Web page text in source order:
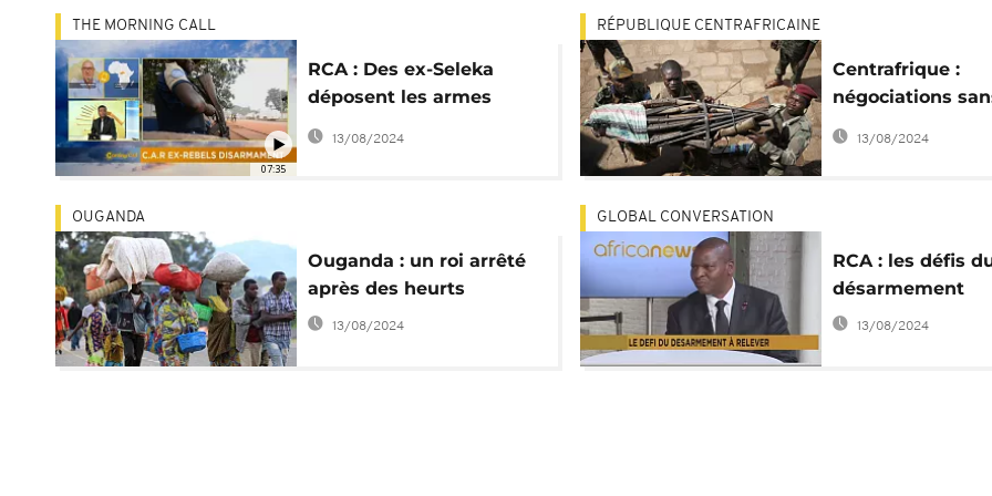
07:35
THE MORNING CALL
RCA : Des ex-Seleka
déposent les armes
[The Morning Call]
13/08/2024
RÉPUBLIQUE CENTRAFRICAINE
Centrafrique :
négociations
précédent en vue
13/08/2024
OUGANDA
Ouganda : un roi arrêté
après des heurts
13/08/2024
GLOBAL CONVERSATION
RCA : les défis
désarmement
13/08/2024